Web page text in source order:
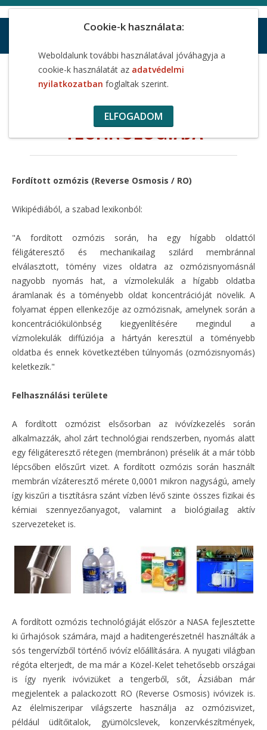
Cookie-k használata:
Weboldalunk további használatával jóváhagyja a
cookie-k használatát az adatvédelmi
nyilatkozatban foglaltak szerint.
ELFOGADOM
A víztisztítás RO technológiája
A VÍZTISZTÍTÁS RO
TECHNOLÓGIÁJA
Fordított ozmózis (Reverse Osmosis / RO)
Wikipédiából, a szabad lexikonból:
"A fordított ozmózis során, ha egy hígabb oldattól
féligáteresztő és mechanikailag szilárd membránnal
elválasztott, tömény vizes oldatra az ozmózisnyomásnál
nagyobb nyomás hat, a vízmolekulák a hígabb oldatba
áramlanak és a töményebb oldat koncentrációját növelik. A
folyamat éppen ellenkezője az ozmózisnak, amelynek során a
koncentrációkülönbség kiegyenlítésére megindul a
vízmolekulák diffúziója a hártyán keresztül a töményebb
oldatba és ennek következtében túlnyomás (ozmózisnyomás)
keletkezik."
Felhasználási területe
A fordított ozmózist elsősorban az ivóvízkezelés során
alkalmazzák, ahol zárt technológiai rendszerben, nyomás alatt
egy féligáteresztő rétegen (membránon) préselik át a már több
lépcsőben előszűrt vizet. A fordított ozmózis során használt
membrán vízáteresztő mérete 0,0001 mikron nagyságú, amely
így kiszűri a tisztításra szánt vízben lévő szinte összes fizikai és
kémiai szennyezőanyagot, valamint a biológiailag aktív
szervezeteket is.
A fordított ozmózis technológiáját először a NASA fejlesztette
ki űrhajósok számára, majd a haditengerészetnél használták a
sós tengervízből történő ivóvíz előállítására. A nyugati világban
régóta elterjedt, de ma már a Közel-Kelet tehetősebb országai
is így nyerik ivóvizüket a tengerből, sőt, Ázsiában már
megjelentek a palackozott RO (Reverse Osmosis) ivóvizek is.
Az élelmiszeripar világszerte használja az ozmózisvizet,
például üdítőitalok, gyümölcslevek, konzervkészítmények,